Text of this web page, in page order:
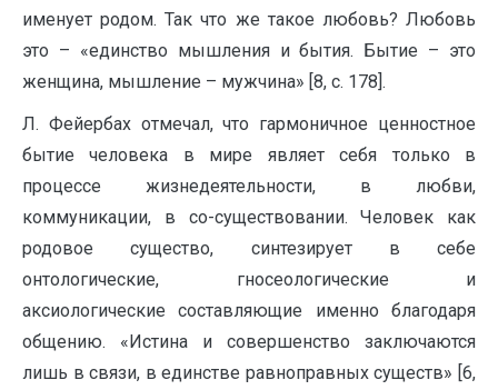
именует родом. Так что же такое любовь? Любовь
это – «единство мышления и бытия. Бытие – это
женщина, мышление – мужчина» [8, с. 178].
Л. Фейербах отмечал, что гармоничное ценностное
бытие человека в мире являет себя только в
процессе жизнедеятельности, в любви,
коммуникации, в со-существовании. Человек как
родовое существо, синтезирует в себе
онтологические, гносеологические и
аксиологические составляющие именно благодаря
общению. «Истина и совершенство заключаются
лишь в связи, в единстве равноправных существ» [6,